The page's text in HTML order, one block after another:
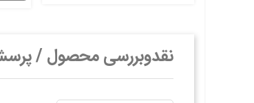
نقدوبررسی محصول /